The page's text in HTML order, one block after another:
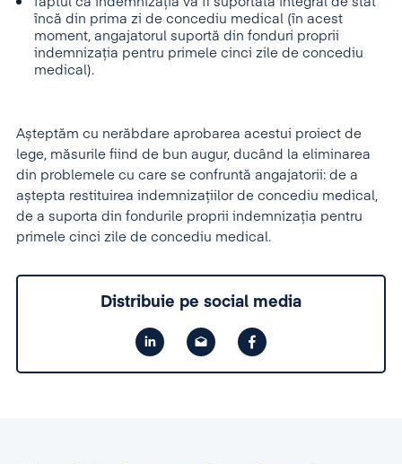
încă din prima zi de concediu medical (în acest
moment, angajatorul suportă din fonduri proprii
indemnizația pentru primele cinci zile de concediu
medical).
Așteptăm cu nerăbdare aprobarea acestui proiect de
lege, măsurile fiind de bun augur, ducând la eliminarea
din problemele cu care se confruntă angajatorii: de a
aștepta restituirea indemnizațiilor de concediu medical,
de a suporta din fondurile proprii indemnizația pentru
primele cinci zile de concediu medical.
Distribuie pe social media